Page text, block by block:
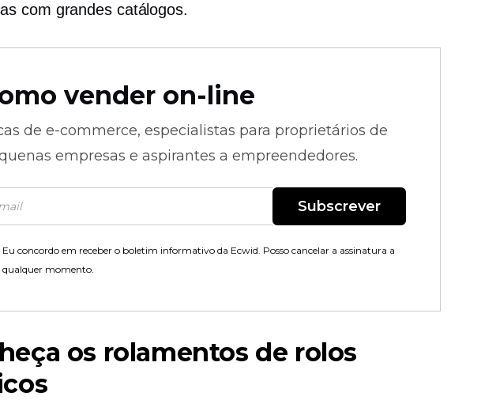
com grandes catálogos.
vender on-line
de e-commerce, especialistas para proprietários de
empresas e aspirantes a empreendedores.
Subscrever
Eu concordo em receber o boletim informativo da Ecwid. Posso cancelar a assinatura a
qualquer momento.
os rolamentos de rolos